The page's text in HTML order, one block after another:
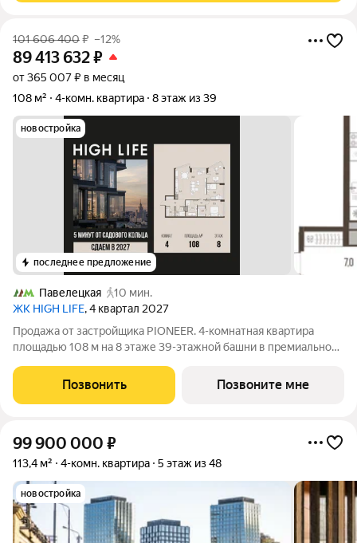
101 606 400₽ –12%
89 413 632₽
от 365 007 ₽ в месяц
108 м²
4-комн. квартира 8 этаж из 39
новостройка
последнее предложение
Павелецкая
10 мин.
ЖК HIGH LIFE, 4 квартал 2027
Продажа от застройщика PIONEER. 4-комнатная квартира
площадью 108 м на 8 этаже 39-этажной башни в премиальном
Жилой комплекс всего в 5 минутах от Садового кольца.
Архитектура от бюро ADM задает
Позвонить Позвоните мне
99 900 000 ₽
113,4 м² 4-комн. квартира 5 этаж из 48
новостройка